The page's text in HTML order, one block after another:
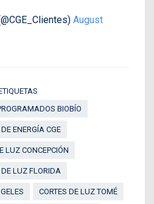
August
BIOBÍO
ENERGÍA CGE
LUZ CONCEPCIÓN
DE LUZ FLORIDA
CORTES DE LUZ TOMÉ